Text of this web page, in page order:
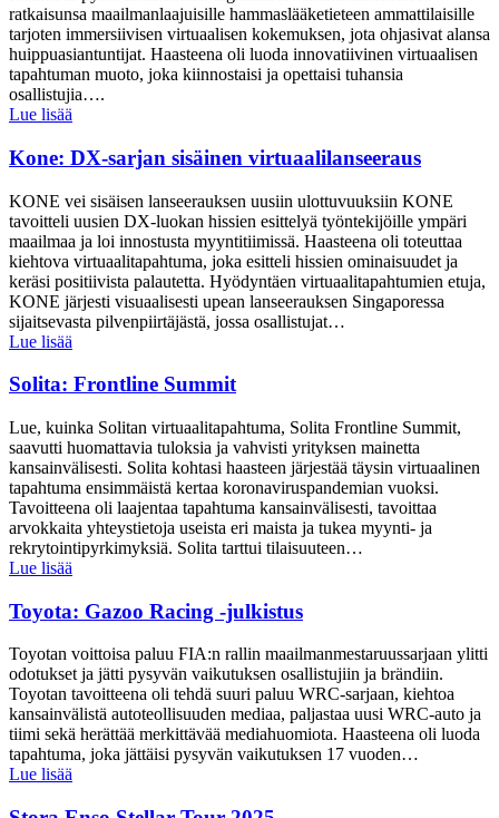
ratkaisunsa maailmanlaajuisille hammaslääketieteen ammattilaisille
tarjoten immersiivisen virtuaalisen kokemuksen, jota ohjasivat alansa
huippuasiantuntijat. Haasteena oli luoda innovatiivinen virtuaalisen
tapahtuman muoto, joka kiinnostaisi ja opettaisi tuhansia
osallistujia….
Lue lisää
Kone: DX-sarjan sisäinen virtuaalilanseeraus
KONE vei sisäisen lanseerauksen uusiin ulottuvuuksiin KONE
tavoitteli uusien DX-luokan hissien esittelyä työntekijöille ympäri
maailmaa ja loi innostusta myyntitiimissä. Haasteena oli toteuttaa
kiehtova virtuaalitapahtuma, joka esitteli hissien ominaisuudet ja
keräsi positiivista palautetta. Hyödyntäen virtuaalitapahtumien etuja,
KONE järjesti visuaalisesti upean lanseerauksen Singaporessa
sijaitsevasta pilvenpiirtäjästä, jossa osallistujat…
Lue lisää
Solita: Frontline Summit
Lue, kuinka Solitan virtuaalitapahtuma, Solita Frontline Summit,
saavutti huomattavia tuloksia ja vahvisti yrityksen mainetta
kansainvälisesti. Solita kohtasi haasteen järjestää täysin virtuaalinen
tapahtuma ensimmäistä kertaa koronaviruspandemian vuoksi.
Tavoitteena oli laajentaa tapahtuma kansainvälisesti, tavoittaa
arvokkaita yhteystietoja useista eri maista ja tukea myynti- ja
rekrytointipyrkimyksiä. Solita tarttui tilaisuuteen…
Lue lisää
Toyota: Gazoo Racing -julkistus
Toyotan voittoisa paluu FIA:n rallin maailmanmestaruussarjaan ylitti
odotukset ja jätti pysyvän vaikutuksen osallistujiin ja brändiin.
Toyotan tavoitteena oli tehdä suuri paluu WRC-sarjaan, kiehtoa
kansainvälistä autoteollisuuden mediaa, paljastaa uusi WRC-auto ja
tiimi sekä herättää merkittävää mediahuomiota. Haasteena oli luoda
tapahtuma, joka jättäisi pysyvän vaikutuksen 17 vuoden…
Lue lisää